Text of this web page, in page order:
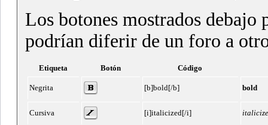
Los botones mostrados debajo
podrían diferir de un foro a
Etiqueta Botón Código
Negrita [b]bold[/b] bold
Cursiva [i]italicized[/i]